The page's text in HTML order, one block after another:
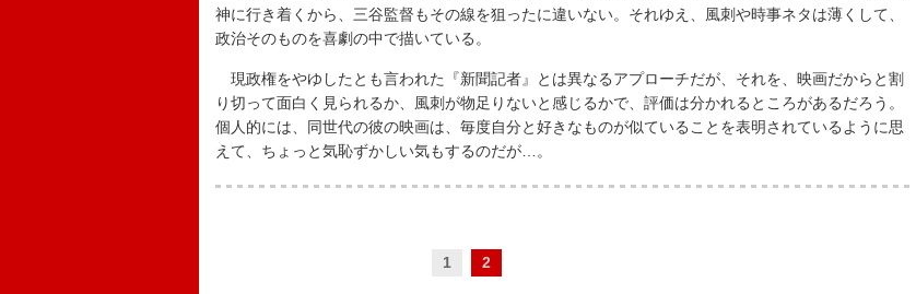
神に行き着くから、三谷監督もその線を狙ったに違いない。それゆえ、風刺や時事ネタは薄くして、
政治そのものを喜劇の中で描いている。
現政権をやゆしたとも言われた『新聞記者』とは異なるアプローチだが、それを、映画だからと割
り切って面白く見られるか、風刺が物足りないと感じるかで、評価は分かれるところがあるだろう。
個人的には、同世代の彼の映画は、毎度自分と好きなものが似ていることを表明されているように思
えて、ちょっと気恥ずかしい気もするのだが…。
1 2